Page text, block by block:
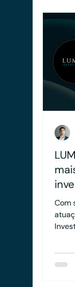
da
Com